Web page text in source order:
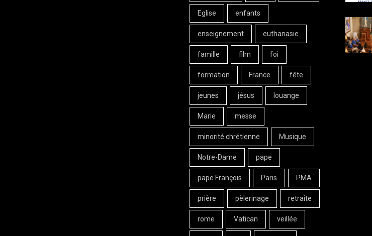
Eglise enfants
enseignement euthanasie
famille film foi
formation France fête
jeunes jésus louange
Marie messe
minorité chrétienne Musique
Notre-Dame pape
pape François Paris PMA
prière pèlerinage retraite
rome Vatican veillée